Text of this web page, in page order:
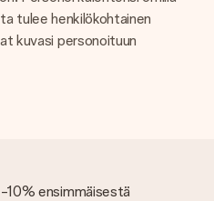
tulee henkilökohtainen
kuvasi personoituun
10% ensimmäisestä